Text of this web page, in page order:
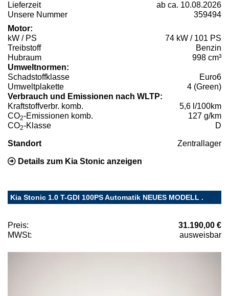
Lieferzeit
ab ca. 10.08.2026
Unsere Nummer
359494
Motor:
kW / PS
74 kW / 101 PS
Treibstoff
Benzin
Hubraum
998 cm³
Umweltnormen:
Schadstoffklasse
Euro6
Umweltplakette
4 (Green)
Verbrauch und Emissionen nach WLTP:
Kraftstoffverbr. komb.
5,6 l/100km
CO2-Emissionen komb.
127 g/km
CO2-Klasse D
Standort Zentrallager
Details zum Kia Stonic anzeigen
Kia Stonic 1.0 T-GDI 100PS Automatik NEUES MODELL .
Preis:
31.190,00 €
MWSt:
ausweisbar